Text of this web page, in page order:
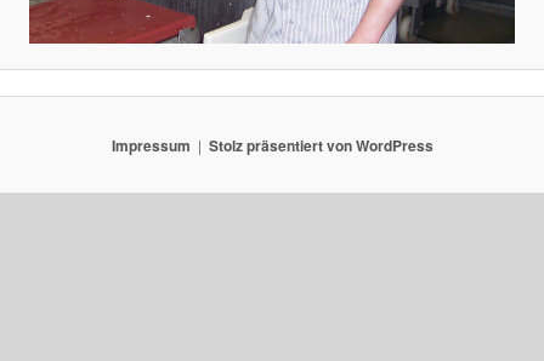
Impressum Stolz präsentiert von WordPress